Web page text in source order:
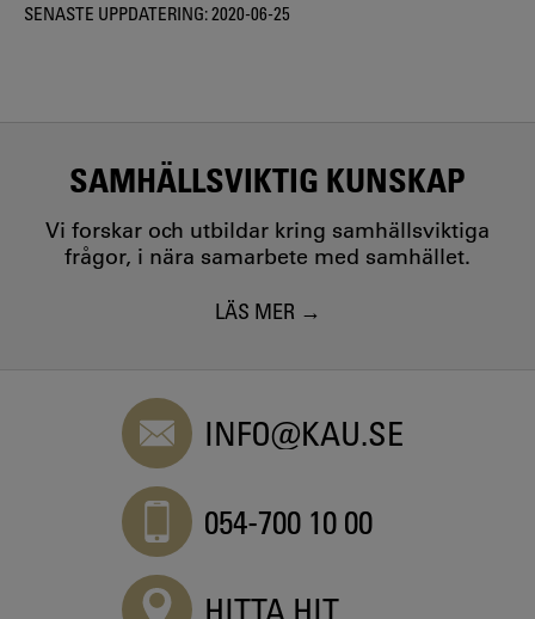
SENASTE UPPDATERING:2020-06-25
SAMHÄLLSVIKTIG KUNSKAP
Vi forskar och utbildar kring samhällsviktiga
frågor, i nära samarbete med samhället.
LÄS MER
INFO@KAU.SE
054-700 10 00
HITTA HIT